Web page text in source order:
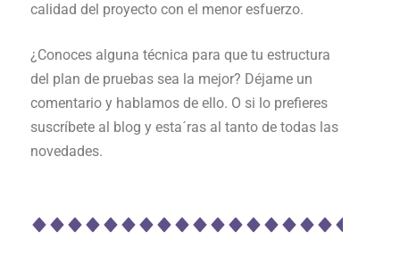
calidad del proyecto con el menor esfuerzo.
¿Conoces alguna técnica para que tu estructura
del plan de pruebas sea la mejor? Déjame un
comentario y hablamos de ello. O si lo prefieres
suscríbete al blog y esta´ras al tanto de todas las
novedades.